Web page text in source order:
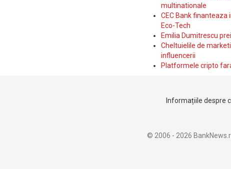
multinationale
CEC Bank finanteaza
Eco-Tech
Emilia Dumitrescu
Cheltuielile de
influencerii
Platformele cripto
Informațiile despre
© 2006 - 2026